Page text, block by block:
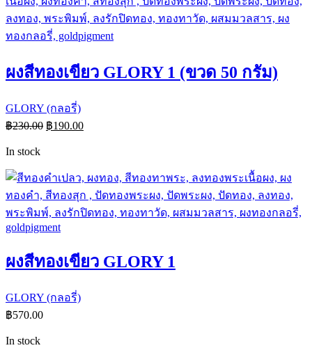
ผงสีทองเขียว GLORY 1 (ขวด 50 กรัม)
GLORY (กลอรี่)
฿230.00 ฿190.00
In stock
ผงสีทองเขียว GLORY 1
GLORY (กลอรี่)
฿570.00
In stock